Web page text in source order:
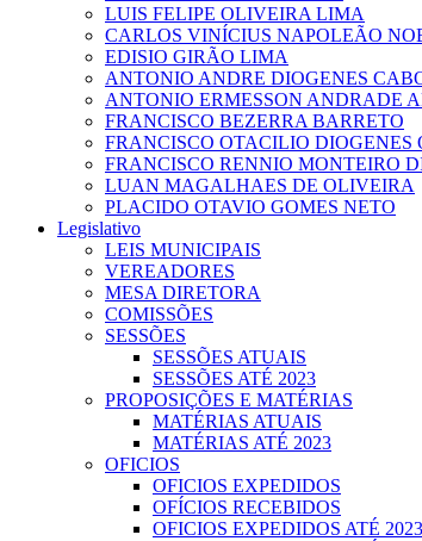
LUIS FELIPE OLIVEIRA LIMA
CARLOS VINÍCIUS NAPOLEÃO
EDISIO GIRÃO LIMA
ANTONIO ANDRE DIOGENES
ANTONIO ERMESSON ANDRADE
FRANCISCO BEZERRA BARRETO
FRANCISCO OTACILIO DIOGENES
FRANCISCO RENNIO MONTEIRO
LUAN MAGALHAES DE OLIVEIRA
PLACIDO OTAVIO GOMES NETO
Legislativo
LEIS MUNICIPAIS
VEREADORES
MESA DIRETORA
COMISSÕES
SESSÕES
SESSÕES ATUAIS
SESSÕES ATÉ 2023
PROPOSIÇÕES E MATÉRIAS
MATÉRIAS ATUAIS
MATÉRIAS ATÉ 2023
OFICIOS
OFICIOS EXPEDIDOS
OFÍCIOS RECEBIDOS
OFICIOS EXPEDIDOS ATÉ 2023